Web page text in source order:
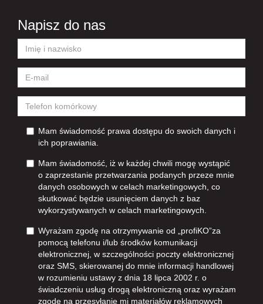
Napisz do nas
Mam świadomość prawa dostępu do swoich danych i
ich poprawiania.
Mam świadomość, iż w każdej chwili mogę wystąpić
o zaprzestanie przetwarzania podanych przeze mnie
danych osobowych w celach marketingowych, co
skutkować będzie usunięciem danych z baz
wykorzystywanych w celach marketingowych.
Wyrażam zgodę na otrzymywanie od „profiKO”za
pomocą telefonu i/lub środków komunikacji
elektronicznej, w szczególności poczty elektronicznej
oraz SMS, skierowanej do mnie informacji handlowej
w rozumieniu ustawy z dnia 18 lipca 2002 r. o
świadczeniu usług drogą elektroniczną oraz wyrażam
zgodę na przesyłanie mi materiałów reklamowych